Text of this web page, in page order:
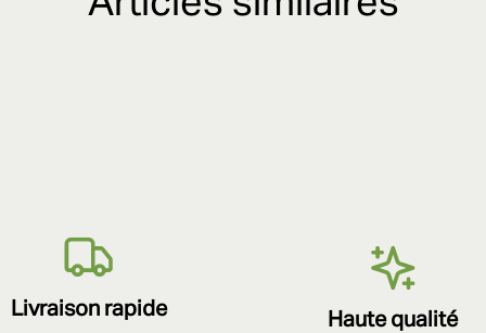
Livraison rapide Haute qualité